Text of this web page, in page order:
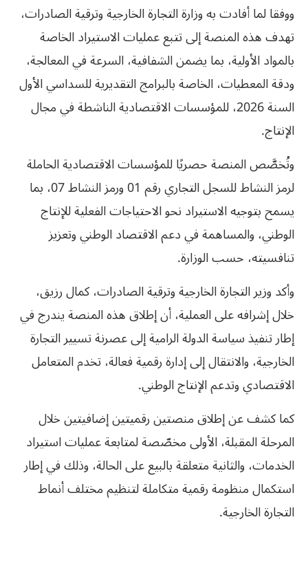
ووفقا لما أفادت به وزارة التجارة الخارجية وترقية الصادرات،
تهدف هذه المنصة إلى تتبع عمليات الاستيراد الخاصة
بالمواد الأولية، بما يضمن الشفافية، السرعة في المعالجة،
ودقة المعطيات، الخاصة بالبرامج التقديرية للسداسي الأول
السنة 2026، للمؤسسات الاقتصادية الناشطة في مجال
الإنتاج.
وتُخصَّص المنصة حصريًا للمؤسسات الاقتصادية الحاملة
لرمز النشاط للسجل التجاري رقم 01 ورمز النشاط 07، بما
يسمح بتوجيه الاستيراد نحو الاحتياجات الفعلية للإنتاج
الوطني، والمساهمة في دعم الاقتصاد الوطني وتعزيز
تنافسيته، حسب الوزارة.
وأكد وزير التجارة الخارجية وترقية الصادرات، كمال رزيق،
خلال إشرافه على العملية، أن إطلاق هذه المنصة يندرج في
إطار تنفيذ سياسة الدولة الرامية إلى عصرنة تسيير التجارة
الخارجية، والانتقال إلى إدارة رقمية فعالة، تخدم المتعامل
الاقتصادي وتدعم الإنتاج الوطني.
كما كشف عن إطلاق منصتين رقميتين إضافيتين خلال
المرحلة المقبلة، الأولى مخصّصة لمتابعة عمليات استيراد
الخدمات، والثانية متعلقة بالبيع على الحالة، وذلك في إطار
استكمال منظومة رقمية متكاملة لتنظيم مختلف أنماط
التجارة الخارجية.